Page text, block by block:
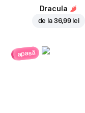
Dracula
de la 36,99 lei
apasă